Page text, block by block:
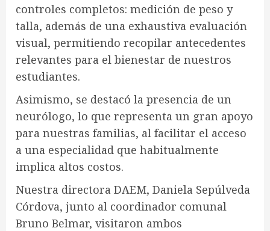
controles completos: medición de peso y
talla, además de una exhaustiva evaluación
visual, permitiendo recopilar antecedentes
relevantes para el bienestar de nuestros
estudiantes.
Asimismo, se destacó la presencia de un
neurólogo, lo que representa un gran apoyo
para nuestras familias, al facilitar el acceso
a una especialidad que habitualmente
implica altos costos.
Nuestra directora DAEM, Daniela Sepúlveda
Córdova, junto al coordinador comunal
Bruno Belmar, visitaron ambos